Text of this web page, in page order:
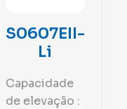
S0607EII-
Li
Capacidade
de elevação :